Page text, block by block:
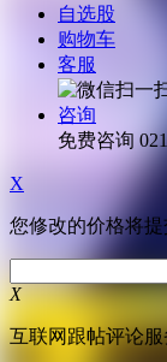
自选股
购物车
客服
咨询
免费咨询
X
您修改的价格将
X
互联网跟帖评论